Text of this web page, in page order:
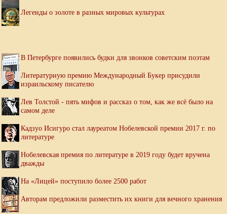
Легенды о золоте в разных мировых культурах
В Петербурге появились будки для звонков советским поэтам
Литературную премию Международный Букер присудили
израильскому писателю
Лев Толстой - пять мифов и рассказ о том, как же всё было на
самом деле
Кадзуо Исигуро стал лауреатом Нобелевской премии 2017 г. по
литературе
Нобелевская премия по литературе в 2019 году будет вручена
дважды
На «Лицей» поступило более 2500 работ
Авторам предложили разместить их книги для вечного хранения